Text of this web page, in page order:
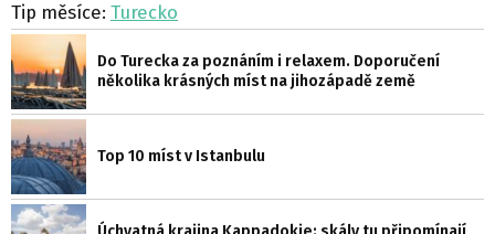
Tip měsíce: Turecko
Do Turecka za poznáním i relaxem. Doporučení
několika krásných míst na jihozápadě země
Top 10 míst v Istanbulu